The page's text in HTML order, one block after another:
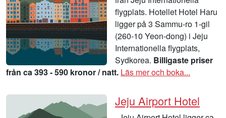
flygplats. Hotellet Hotel Haru
ligger på 3 Sammu-ro 1-gil
(260-10 Yeon-dong) i Jeju
Internationella flygplats,
Sydkorea. Billigaste priser
från ca 393 - 590 kronor / natt. Läs mer och boka...
Jeju Airport Hotel